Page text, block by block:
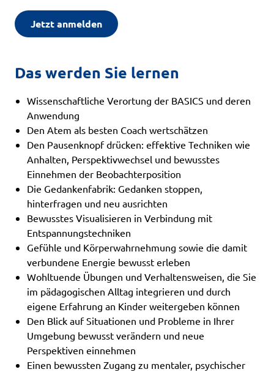
Jetzt anmelden
Das werden Sie lernen
Wissenschaftliche Verortung der BASICS und deren
Anwendung
Den Atem als besten Coach wertschätzen
Den Pausenknopf drücken: effektive Techniken wie
Anhalten, Perspektivwechsel und bewusstes
Einnehmen der Beobachterposition
Die Gedankenfabrik: Gedanken stoppen,
hinterfragen und neu ausrichten
Bewusstes Visualisieren in Verbindung mit
Entspannungstechniken
Gefühle und Körperwahrnehmung sowie die damit
verbundene Energie bewusst erleben
Wohltuende Übungen und Verhaltensweisen, die Sie
im pädagogischen Alltag integrieren und durch
eigene Erfahrung an Kinder weitergeben können
Den Blick auf Situationen und Probleme in Ihrer
Umgebung bewusst verändern und neue
Perspektiven einnehmen
Einen bewussten Zugang zu mentaler, psychischer